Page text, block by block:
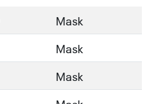
Mask
Mask
Mask